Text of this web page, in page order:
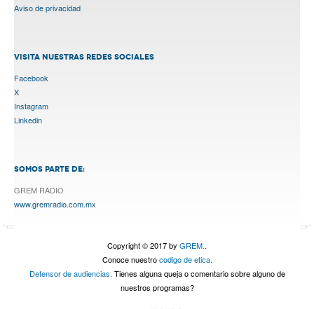
Aviso de privacidad
VISITA NUESTRAS REDES SOCIALES
Facebook
X
Instagram
Linkedin
SOMOS PARTE DE:
GREM RADIO
www.gremradio.com.mx
Copyright © 2017 by GREM..
Conoce nuestrocodigo de etica.
Defensor de audiencias. Tienes alguna queja o comentario sobre alguno de
nuestros programas?